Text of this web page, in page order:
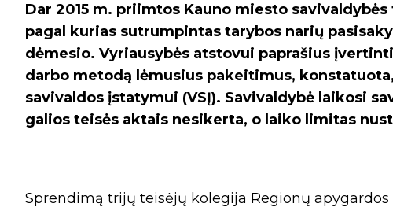
Dar 2015 m. priimtos Kauno miesto
pagal kurias sutrumpintas tarybos narių
dėmesio. Vyriausybės atstovui paprašius
darbo metodą lėmusius pakeitimus,
savivaldos įstatymui (VSĮ). Savivaldybė laikosi
galios teisės aktais nesikerta, o laiko limitas
Sprendimą trijų teisėjų kolegija Regionų